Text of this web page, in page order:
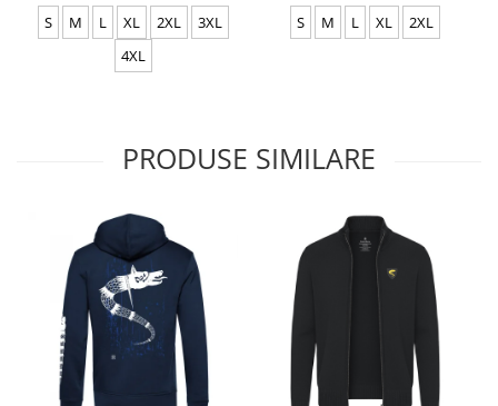
S M L XL 2XL
3XL
4XL
S M L XL 2XL
PRODUSE SIMILARE